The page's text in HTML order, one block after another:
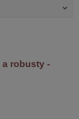
a robusty -